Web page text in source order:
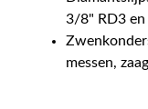
3/8" RD3
messen,